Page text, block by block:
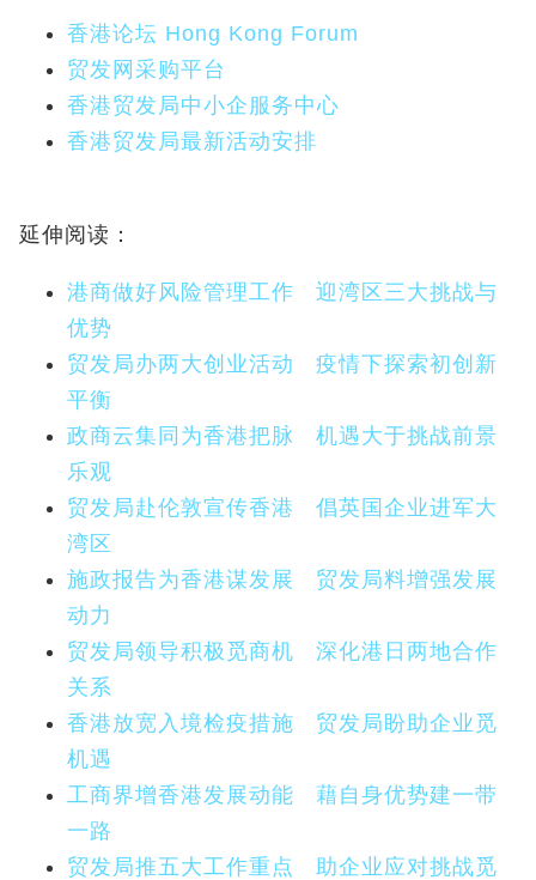
香港论坛 Hong Kong Forum
贸发网采购平台
香港贸发局中小企服务中心
香港贸发局最新活动安排
延伸阅读：
港商做好风险管理工作 迎湾区三大挑战与
优势
贸发局办两大创业活动 疫情下探索初创新
平衡
政商云集同为香港把脉 机遇大于挑战前景
乐观
贸发局赴伦敦宣传香港 倡英国企业进军大
湾区
施政报告为香港谋发展 贸发局料增强发展
动力
贸发局领导积极觅商机 深化港日两地合作
关系
香港放宽入境检疫措施 贸发局盼助企业觅
机遇
工商界增香港发展动能 藉自身优势建一带
一路
贸发局推五大工作重点 助企业应对挑战觅